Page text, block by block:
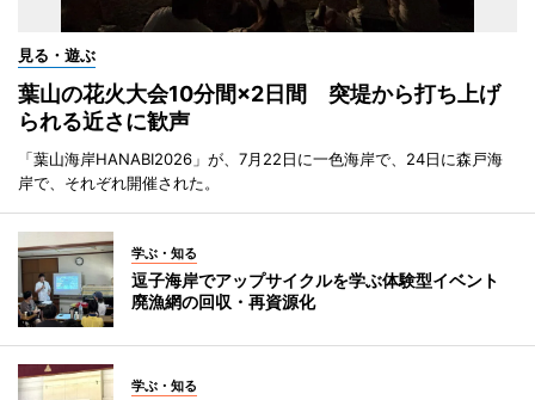
見る・遊ぶ
葉山の花火大会10分間×2日間 突堤から打ち上げ
られる近さに歓声
「葉山海岸HANABI2026」が、7月22日に一色海岸で、24日に森戸海
岸で、それぞれ開催された。
学ぶ・知る
逗子海岸でアップサイクルを学ぶ体験型イベント
廃漁網の回収・再資源化
学ぶ・知る